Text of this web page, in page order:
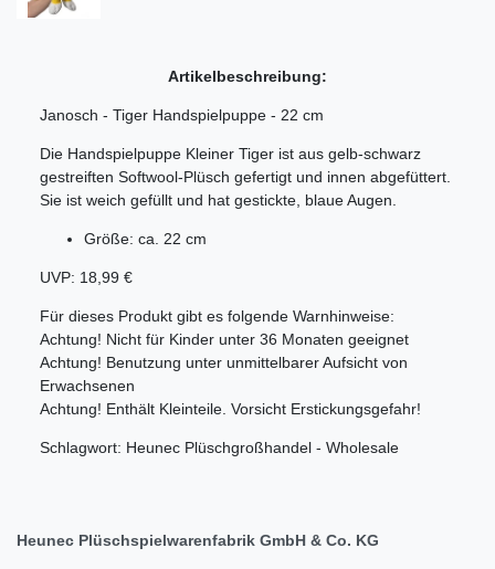
Artikelbeschreibung:
Janosch - Tiger Handspielpuppe - 22 cm
Die Handspielpuppe Kleiner Tiger ist aus gelb-schwarz
gestreiften Softwool-Plüsch gefertigt und innen abgefüttert.
Sie ist weich gefüllt und hat gestickte, blaue Augen.
Größe: ca. 22 cm
UVP: 18,99 €
Für dieses Produkt gibt es folgende Warnhinweise:
Achtung! Nicht für Kinder unter 36 Monaten geeignet
Achtung! Benutzung unter unmittelbarer Aufsicht von
Erwachsenen
Achtung! Enthält Kleinteile. Vorsicht Erstickungsgefahr!
Schlagwort: Heunec Plüschgroßhandel - Wholesale
Heunec Plüschspielwarenfabrik GmbH & Co. KG